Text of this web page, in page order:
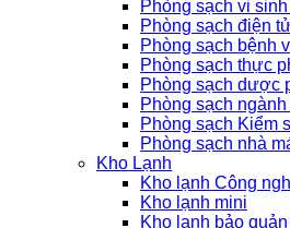
Phòng sạch vi
Phòng sạch điện
Phòng sạch bệnh
Phòng sạch thực
Phòng sạch dược
Phòng sạch
Phòng sạch Kiểm
Phòng sạch nhà
Kho Lạnh
Kho lạnh Công
Kho lạnh mini
Kho lạnh bảo